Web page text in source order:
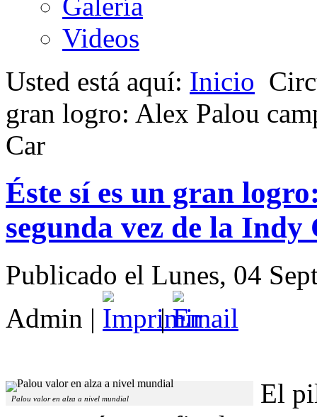
Videos
Usted está aquí: Inicio
gran logro: Alex Palou
Car
Éste sí es un gran
segunda vez de la Indy
Publicado el Lunes, 04
Admin | |
Palou valor en alza a nivel mundial
El